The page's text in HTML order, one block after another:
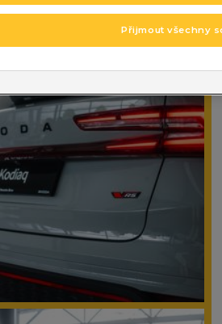
Přijmout všechny